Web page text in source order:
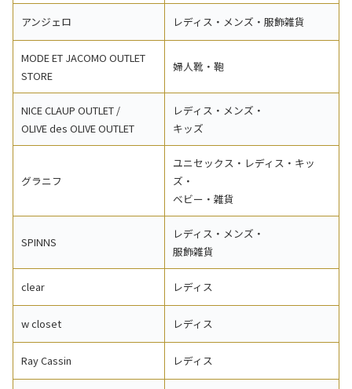
アンジェロ レディス・メンズ・服飾雑貨
MODE ET JACOMO OUTLET
STORE
婦人靴・鞄
NICE CLAUP OUTLET /
OLIVE des OLIVE OUTLET
レディス・メンズ・
キッズ
グラニフ
ユニセックス・レディス・キッ
ズ・
ベビー・雑貨
SPINNS
レディス・メンズ・
服飾雑貨
clear レディス
w closet レディス
Ray Cassin レディス